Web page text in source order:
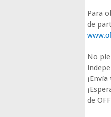
Para
de
No
de